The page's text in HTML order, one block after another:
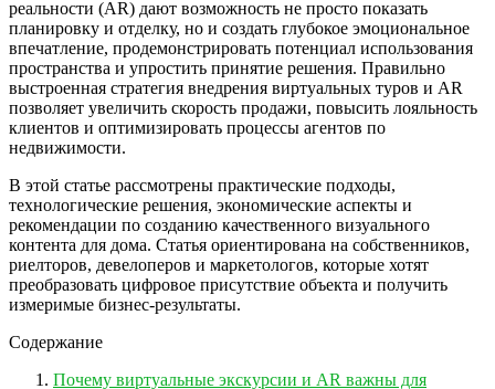
реальности (AR) дают возможность не просто показать
планировку и отделку, но и создать глубокое эмоциональное
впечатление, продемонстрировать потенциал использования
пространства и упростить принятие решения. Правильно
выстроенная стратегия внедрения виртуальных туров и AR
позволяет увеличить скорость продажи, повысить лояльность
клиентов и оптимизировать процессы агентов по
недвижимости.
В этой статье рассмотрены практические подходы,
технологические решения, экономические аспекты и
рекомендации по созданию качественного визуального
контента для дома. Статья ориентирована на собственников,
риелторов, девелоперов и маркетологов, которые хотят
преобразовать цифровое присутствие объекта и получить
измеримые бизнес-результаты.
Содержание
Почему виртуальные экскурсии и AR важны для